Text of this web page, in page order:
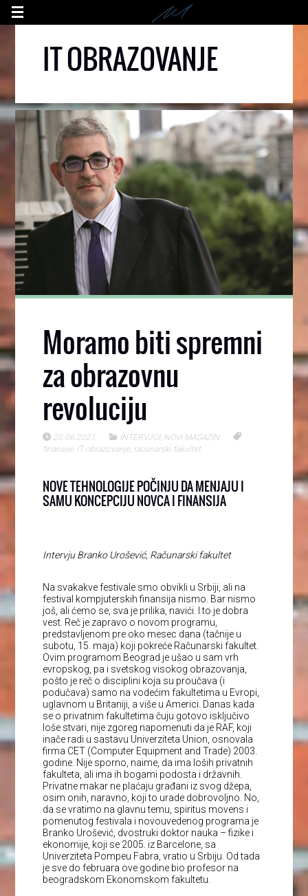
IT OBRAZOVANJE
Moramo biti spremni
za obrazovnu
revoluciju
20.06.2021 INTERVJUI, NOVI MAGAZIN
finansije, IT obrazovanje, racunarski fakultet
NOVE TEHNOLOGIJE POČINJU DA MENJAJU I
SAMU KONCEPCIJU NOVCA I FINANSIJA
Intervju Branko Urošević, Računarski fakultet
Na svakakve festivale smo obvikli u Srbiji, ali na
festival kompjuterskih finansija nismo. Bar nismo
još, ali ćemo se, sva je prilika, navići. I to je dobra
vest. Reč je zapravo o novom programu,
predstavljenom pre oko mesec dana (tačnije u
subotu, 15. maja) koji pokreće Računarski fakultet.
Ovim programom Beograd je ušao u sam vrh
evropskog, pa i svetskog visokog obrazovanja,
pošto je reč o disciplini koja su proučava (i
podučava) samo na vodećim fakultetima u Evropi,
uglavnom u Britaniji, a više u Americi. Danas kada
se o privatnim fakultetima čuju gotovo isključivo
loše stvari, nije zgoreg napomenuti da je RAF, koji
inače radi u sastavu Univerziteta Union, osnovala
firma CET (Computer Equipment and Trade) 2003.
godine. Nije sporno, naime, da ima loših privatnih
fakulteta, ali ima ih bogami podosta i državnih.
Privatne makar ne plaćaju građani iz svog džepa,
osim onih, naravno, koji to urade dobrovoljno. No,
da se vratimo na glavnu temu, spiritus movens i
pomenutog festivala i novouvedenog programa je
Branko Urošević, dvostruki doktor nauka – fizike i
ekonomije, koji se 2005. iz Barcelone, sa
Univerziteta Pompeu Fabra, vratio u Srbiju. Od tada
je sve do februara ove godine bio profesor na
beogradskom Ekonomskom fakultetu.